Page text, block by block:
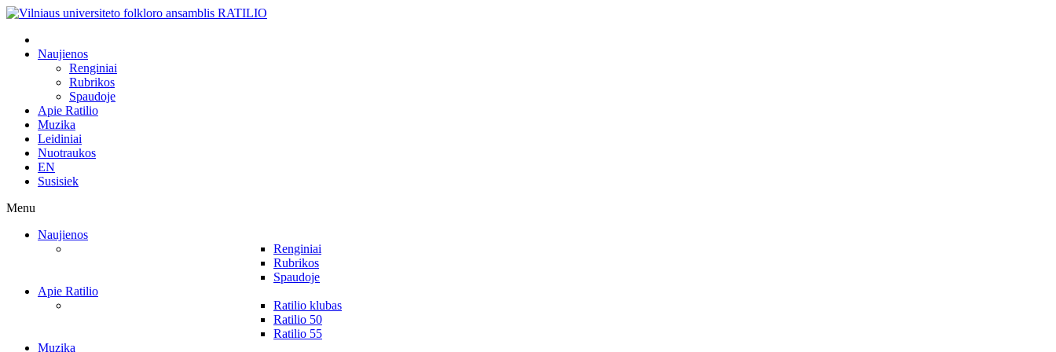
Naujienos
Renginiai
Rubrikos
Spaudoje
Apie Ratilio
Muzika
Leidiniai
Nuotraukos
EN
Susisiek
Menu
Naujienos
Renginiai
Rubrikos
Spaudoje
Apie Ratilio
Ratilio klubas
Ratilio 50
Ratilio 55
Muzika